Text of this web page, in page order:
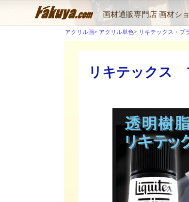
画材通販専門店 画材シ
アクリル画 アクリル単色 リキテックス・プ
リキテックス